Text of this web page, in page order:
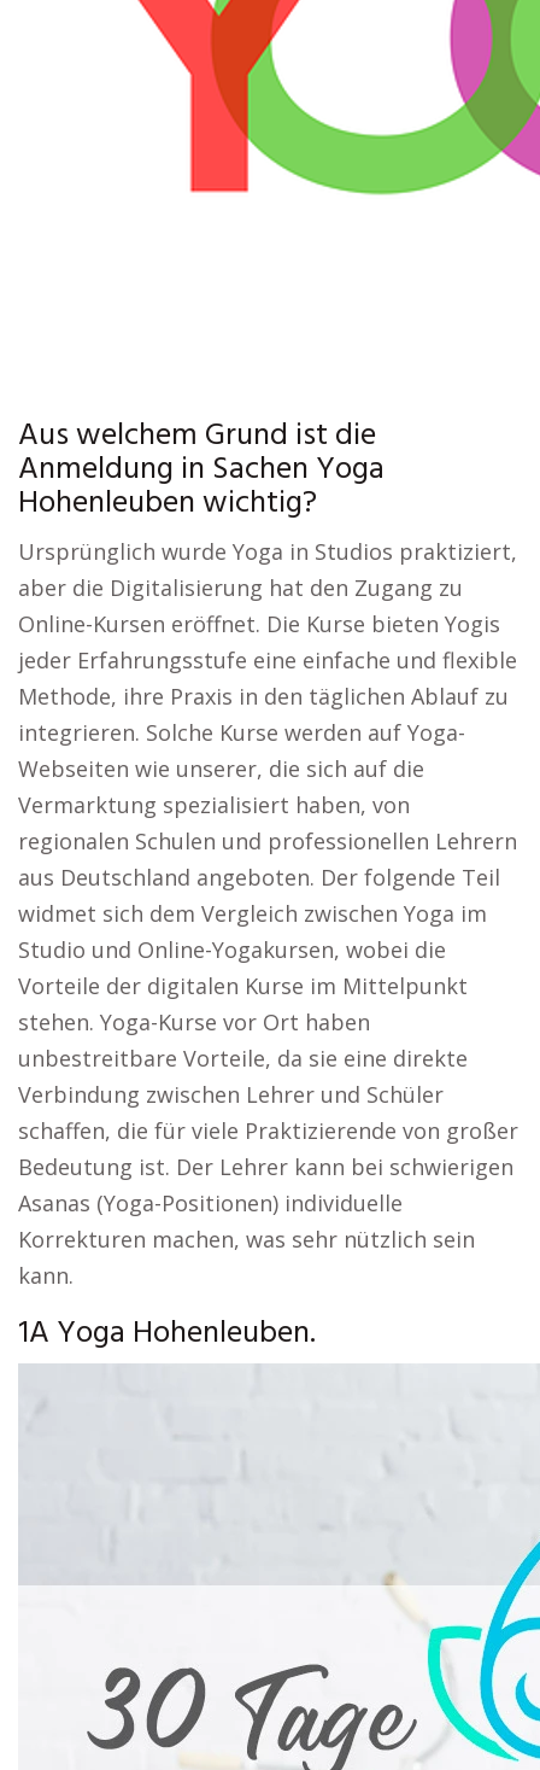
Aus welchem Grund ist die
Anmeldung in Sachen Yoga
Hohenleuben wichtig?
Ursprünglich wurde Yoga in Studios praktiziert,
aber die Digitalisierung hat den Zugang zu
Online-Kursen eröffnet. Die Kurse bieten Yogis
jeder Erfahrungsstufe eine einfache und flexible
Methode, ihre Praxis in den täglichen Ablauf zu
integrieren. Solche Kurse werden auf Yoga-
Webseiten wie unserer, die sich auf die
Vermarktung spezialisiert haben, von
regionalen Schulen und professionellen Lehrern
aus Deutschland angeboten. Der folgende Teil
widmet sich dem Vergleich zwischen Yoga im
Studio und Online-Yogakursen, wobei die
Vorteile der digitalen Kurse im Mittelpunkt
stehen. Yoga-Kurse vor Ort haben
unbestreitbare Vorteile, da sie eine direkte
Verbindung zwischen Lehrer und Schüler
schaffen, die für viele Praktizierende von großer
Bedeutung ist. Der Lehrer kann bei schwierigen
Asanas (Yoga-Positionen) individuelle
Korrekturen machen, was sehr nützlich sein
kann.
1A Yoga Hohenleuben.